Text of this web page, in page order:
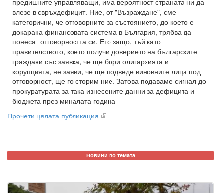
влезе в свръхдефицит. Ние, от "Възраждане", сме
категорични, че отговорните за състоянието, до което е
докарана финансовата система в България, трябва да
понесат отговорността си. Ето защо, тъй като
правителството, което получи доверието на българските
граждани със заявка, че ще бори олигархията и
корупцията, не заяви, че ще подведе виновните лица под
отговорност, ще го сторим ние. Затова подаваме сигнал до
прокуратурата за така изнесените данни за дефицита и
бюджета през миналата година
Прочети цялата публикация
Новини по темата